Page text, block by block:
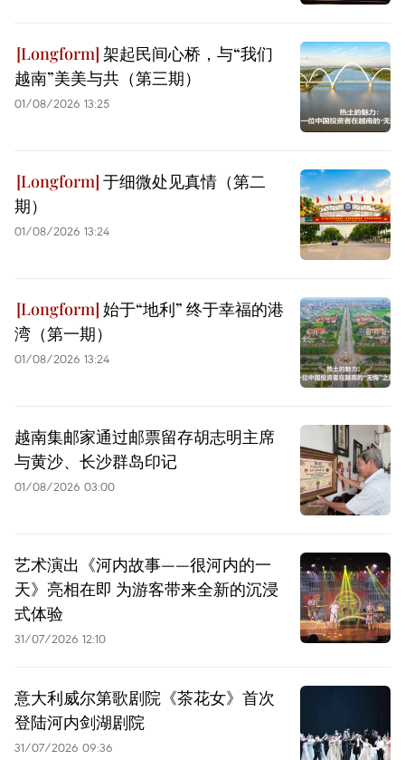
架起民间心桥，与“我们
越南”美美与共（第三期）
01/08/2026 13:25
于细微处见真情（第二
期）
01/08/2026 13:24
始于“地利” 终于幸福的港
湾（第一期）
01/08/2026 13:24
越南集邮家通过邮票留存胡志明主席
与黄沙、长沙群岛印记
01/08/2026 03:00
艺术演出《河内故事——很河内的一
天》亮相在即 为游客带来全新的沉浸
式体验
31/07/2026 12:10
意大利威尔第歌剧院《茶花女》首次
登陆河内剑湖剧院
31/07/2026 09:36